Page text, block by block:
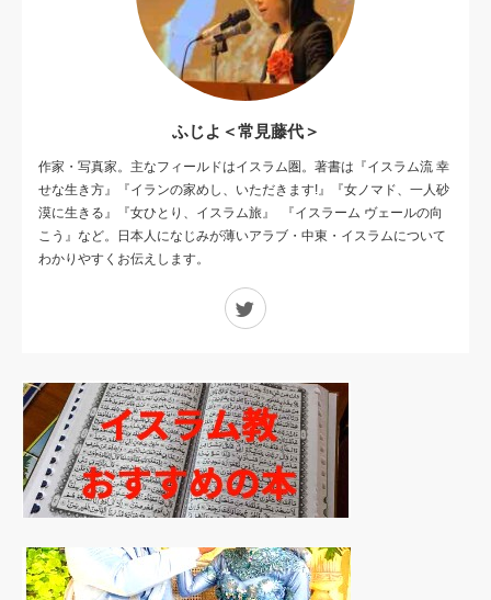
ふじよ＜常見藤代＞
作家・写真家。主なフィールドはイスラム圏。著書は『イスラム流 幸
せな生き方』『イランの家めし、いただきます!』『女ノマド、一人砂
漠に生きる』『女ひとり、イスラム旅』 『イスラーム ヴェールの向
こう』など。日本人になじみが薄いアラブ・中東・イスラムについて
わかりやすくお伝えします。